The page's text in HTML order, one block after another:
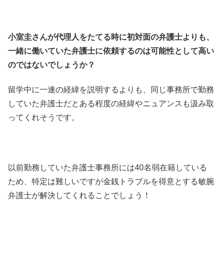
小室圭さんが代理人をたてる時に初対面の弁護士よりも、
一緒に働いていた弁護士に依頼するのは可能性として高い
のではないでしょうか？
留学中に一連の経緯を説明するよりも、同じ事務所で勤務
していた弁護士だとある程度の経緯やニュアンスも汲み取
ってくれそうです。
以前勤務していた弁護士事務所には40名弱在籍している
ため、特定は難しいですが金銭トラブルを得意とする敏腕
弁護士が解決してくれることでしょう！